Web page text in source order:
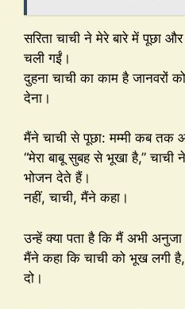
सरिता चाची ने मेरे बारे में पूछा और
चली गईं।
दुहना चाची का काम है जानवरों
देना।
मैंने चाची से पूछा: मम्मी कब तक
“मेरा बाबू सुबह से भूखा है,”
भोजन देते हैं।
नहीं, चाची, मैंने कहा।
उन्हें क्या पता है कि मैं अभी अनुजा
मैंने कहा कि चाची को भूख लगी
दो।